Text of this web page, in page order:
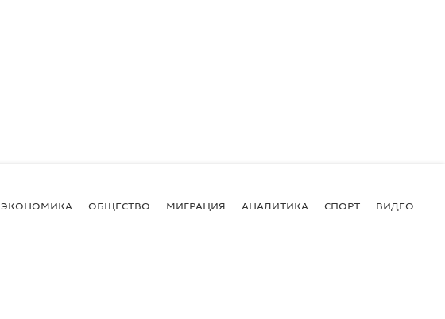
ЭКОНОМИКА ОБЩЕСТВО МИГРАЦИЯ АНАЛИТИКА СПОРТ ВИДЕО